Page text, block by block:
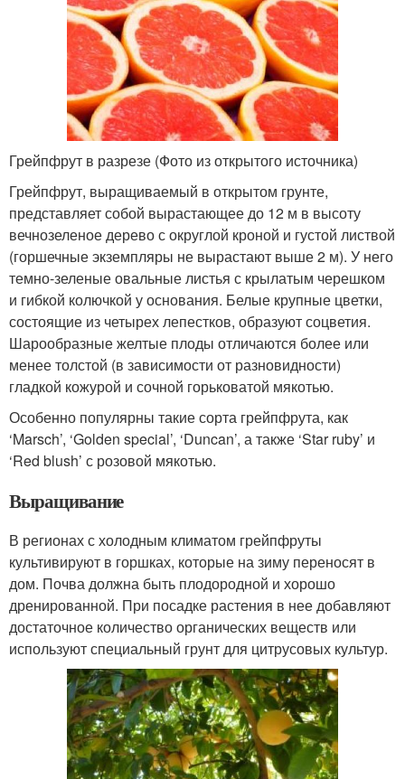
Грейпфрут в разрезе (Фото из открытого источника)
Грейпфрут, выращиваемый в открытом грунте,
представляет собой вырастающее до 12 м в высоту
вечнозеленое дерево с округлой кроной и густой листвой
(горшечные экземпляры не вырастают выше 2 м). У него
темно-зеленые овальные листья с крылатым черешком
и гибкой колючкой у основания. Белые крупные цветки,
состоящие из четырех лепестков, образуют соцветия.
Шарообразные желтые плоды отличаются более или
менее толстой (в зависимости от разновидности)
гладкой кожурой и сочной горьковатой мякотью.
Особенно популярны такие сорта грейпфрута, как
‘Marsch’, ‘Golden special’, ‘Duncan’, а также ‘Star ruby’ и
‘Red blush’ с розовой мякотью.
Выращивание
В регионах с холодным климатом грейпфруты
культивируют в горшках, которые на зиму переносят в
дом. Почва должна быть плодородной и хорошо
дренированной. При посадке растения в нее добавляют
достаточное количество органических веществ или
используют специальный грунт для цитрусовых культур.